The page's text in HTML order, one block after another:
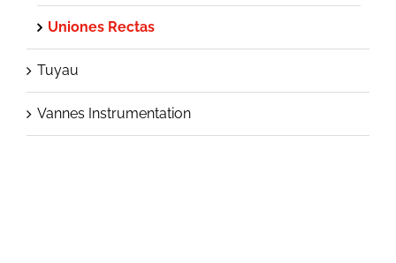
Uniones Rectas
Tuyau
Vannes Instrumentation